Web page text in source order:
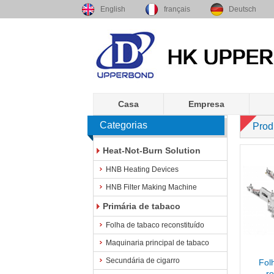
English français Deutsch
Casa Empresa
Categorias
Heat-Not-Burn Solution
HNB Heating Devices
HNB Filter Making Machine
Primária de tabaco
Folha de tabaco reconstituído
Maquinaria principal de tabaco
Secundária de cigarro